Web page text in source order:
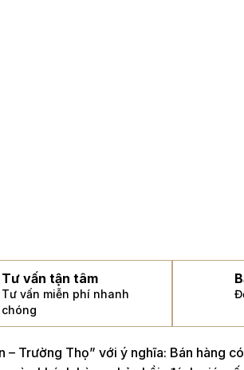
Tư vấn tận tâm
Tư vấn miễn phí nhanh
chóng
– Trường Thọ” với ý nghĩa: Bán hàng có